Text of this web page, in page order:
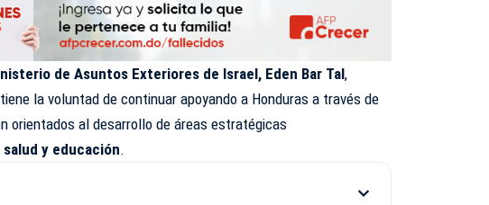
de Asuntos Exteriores de Israel, Eden Bar Tal,
la voluntad de continuar apoyando a Honduras a través de
orientados al desarrollo de áreas estratégicas
y educación.